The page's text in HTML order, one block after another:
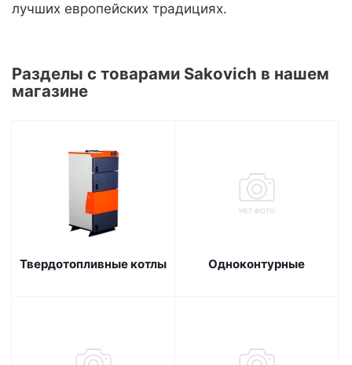
лучших европейских традициях.
Разделы с товарами Sakovich в нашем
магазине
Твердотопливные котлы Одноконтурные